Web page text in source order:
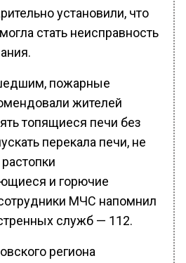
установили, что
стать неисправность
пожарные
жителей
топящиеся печи без
перекала печи, не
и горючие
МЧС напомнил
служб — 112.
региона